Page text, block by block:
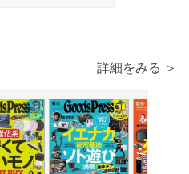
詳細をみる ＞